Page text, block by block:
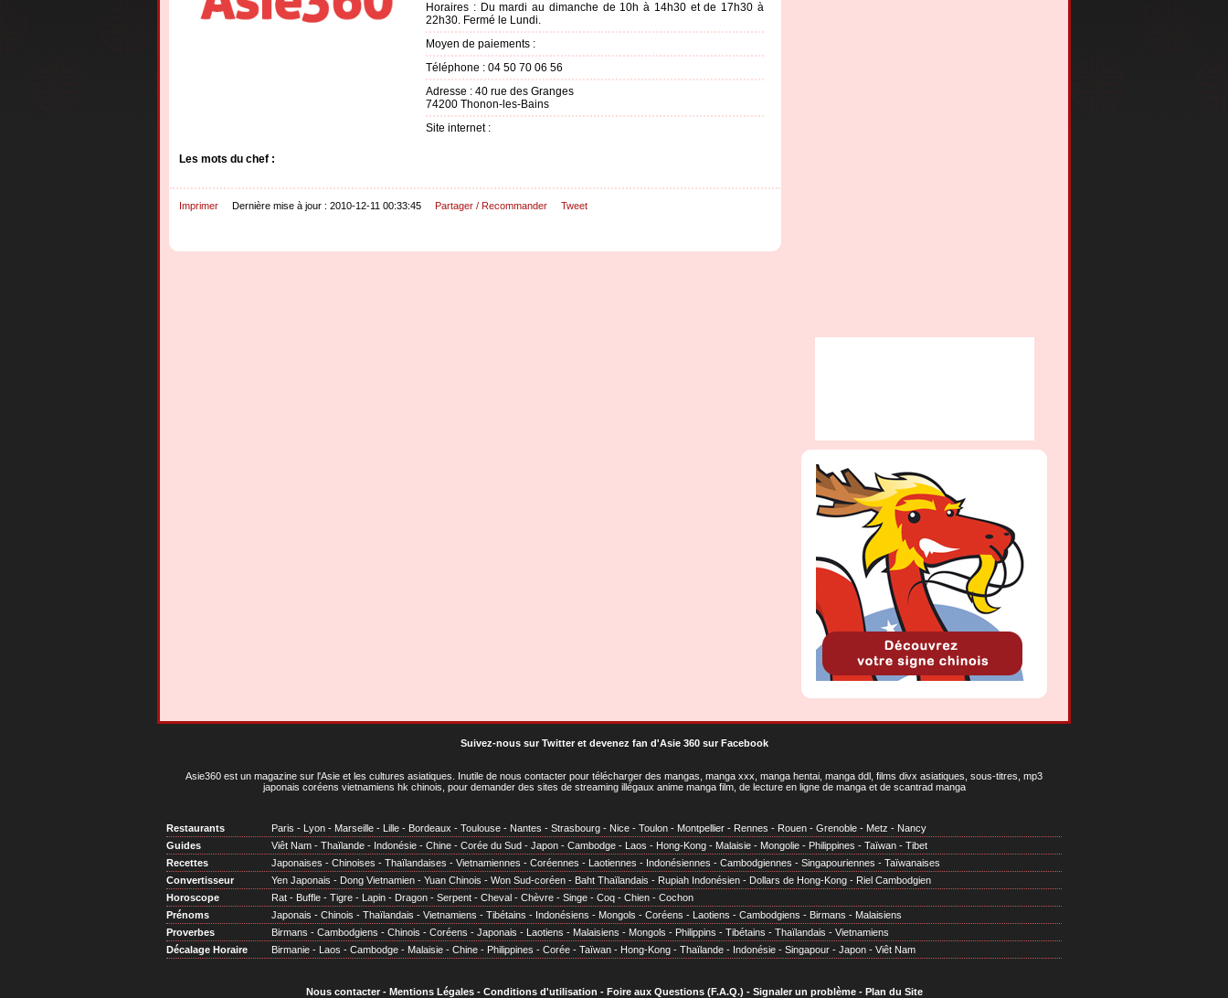
Horaires : Du mardi au dimanche de 10h à 14h30 et de 17h30 à
22h30. Fermé le Lundi.
Moyen de paiements :
Téléphone : 04 50 70 06 56
Adresse : 40 rue des Granges
74200 Thonon-les-Bains
Site internet :
Les mots du chef :
Imprimer Dernière mise à jour : 2010-12-11 00:33:45 Partager / Recommander Tweet
Suivez-nous sur Twitteret devenez fan d'Asie 360 sur Facebook
Asie360 est un magazine sur l'Asie et les cultures asiatiques . Inutile de nous contacter pour télécharger des mangas, manga xxx, manga hentai, manga ddl, films divx asiatiques, sous-titres, mp3
japonais coréens vietnamiens hk chinois, pour demander des sites de streaming illégaux anime manga film, de lecture en ligne de manga et de scantrad manga
Restaurants Paris - Lyon - Marseille - Lille - Bordeaux - Toulouse - Nantes - Strasbourg - Nice - Toulon - Montpellier - Rennes - Rouen - Grenoble - Metz - Nancy
Guides
Viêt Nam - Thaïlande - Indonésie - Chine - Corée du Sud - Japon - Cambodge - Laos - Hong-Kong - Malaisie - Mongolie - Philippines - Taïwan - Tibet
Recettes
Japonaises - Chinoises - Thaïlandaises - Vietnamiennes - Coréennes - Laotiennes - Indonésiennes - Cambodgiennes - Singapouriennes - Taïwanaises
Convertisseur
Yen Japonais - Dong Vietnamien - Yuan Chinois - Won Sud-coréen - Baht Thaïlandais - Rupiah Indonésien - Dollars de Hong-Kong - Riel Cambodgien
Horoscope
Rat - Buffle - Tigre - Lapin - Dragon - Serpent - Cheval - Chèvre - Singe - Coq - Chien - Cochon
Prénoms
Japonais - Chinois - Thaïlandais - Vietnamiens - Tibétains - Indonésiens - Mongols - Coréens - Laotiens - Cambodgiens - Birmans - Malaisiens
Proverbes
Birmans - Cambodgiens - Chinois - Coréens - Japonais - Laotiens - Malaisiens - Mongols - Philippins - Tibétains - Thaïlandais - Vietnamiens
Décalage Horaire
Birmanie - Laos - Cambodge - Malaisie - Chine - Philippines - Corée - Taïwan - Hong-Kong - Thaïlande - Indonésie - Singapour - Japon - Viêt Nam
Nous contacter- Mentions Légales- Conditions d'utilisation - Foire aux Questions (F.A.Q.) - Signaler un problème- Plan du Site